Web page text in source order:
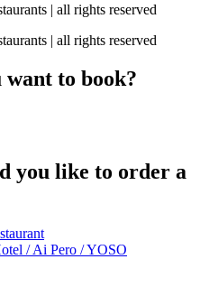
| all rights reserved
| all rights reserved
to book?
you like to order a
/ Ai Pero / YOSO